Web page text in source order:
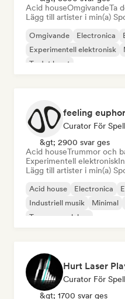
Acid houseOmgivandeTa
Lägg till artister i min(a)
Omgivande Electronica
Experimentell elektronisk
Ta det lugnt
feeling
Curator För
&gt; 2900 svar ges
Acid houseTrummor och
Experimentell elektronisk
Lägg till artister i min(a)
Acid house Electronica
Industriell musik
Minimal
Trummor och bas
Hurt Laser
Curator För
&gt; 1700 svar ges